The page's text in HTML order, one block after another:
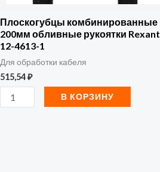
Плоскогубцы комбинированные
200мм обливные рукоятки Rexant
12-4613-1
Для обработки кабеля
515,54₽
В КОРЗИНУ